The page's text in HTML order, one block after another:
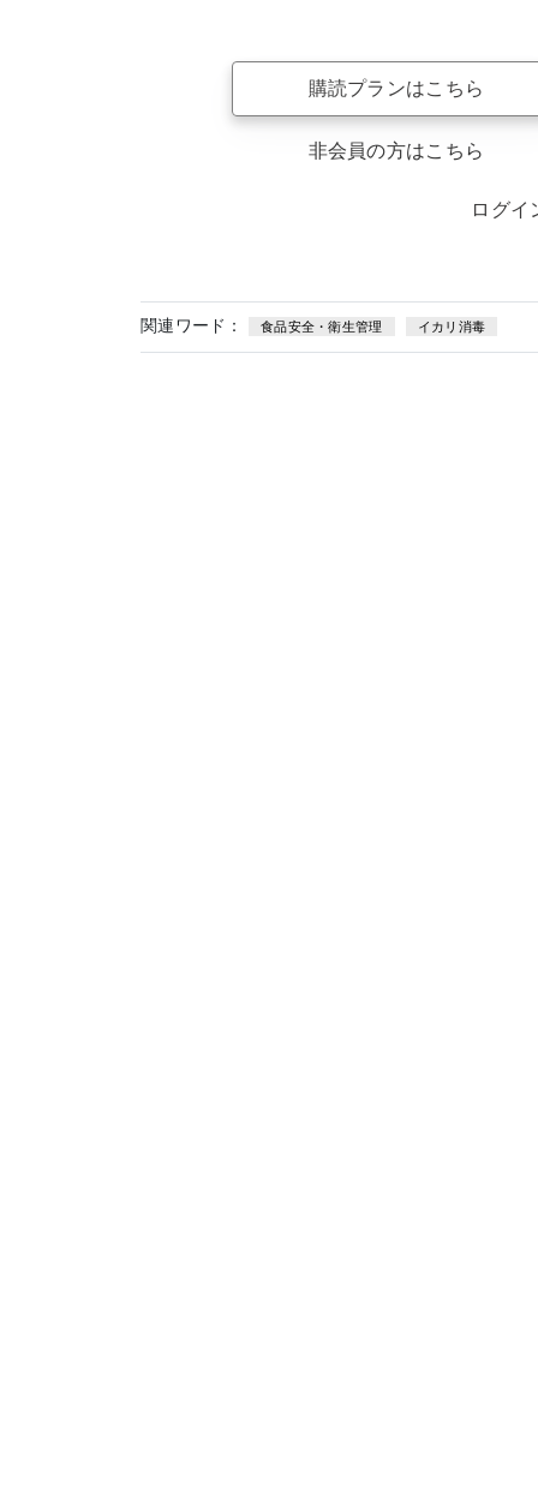
購読プランはこちら
非会員の方はこちら
ログイ
関連ワード： 食品安全・衛生管理 イカリ消毒